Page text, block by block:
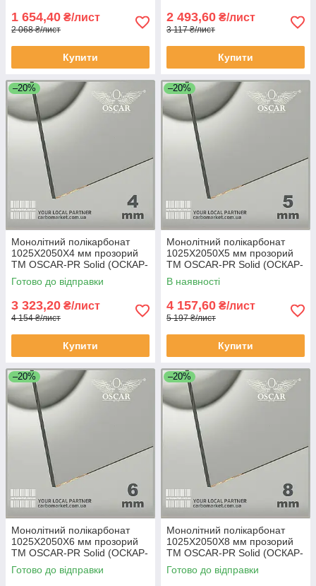
1 654,40 ₴/лист
2 068 ₴/лист
Купити
2 493,60 ₴/лист
3 117 ₴/лист
Купити
–20%
Монолітний полікарбонат
1025Х2050Х4 мм прозорий
TM OSCAR-PR Solid (ОСКАР-
Преміум) Сербія
Готово до відправки
3 323,20 ₴/лист
4 154 ₴/лист
Купити
–20%
Монолітний полікарбонат
1025Х2050Х5 мм прозорий
TM OSCAR-PR Solid (ОСКАР-
Преміум) Сербія
В наявності
4 157,60 ₴/лист
5 197 ₴/лист
Купити
–20%
Монолітний полікарбонат
1025Х2050Х6 мм прозорий
TM OSCAR-PR Solid (ОСКАР-
Преміум) Сербія
Готово до відправки
–20%
Монолітний полікарбонат
1025Х2050Х8 мм прозорий
TM OSCAR-PR Solid (ОСКАР-
Преміум) Сербія
Готово до відправки